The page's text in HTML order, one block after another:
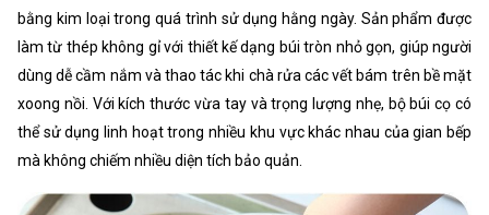
bằng kim loại trong quá trình sử dụng hằng ngày. Sản phẩm được
làm từ thép không gỉ với thiết kế dạng búi tròn nhỏ gọn, giúp người
dùng dễ cầm nắm và thao tác khi chà rửa các vết bám trên bề mặt
xoong nồi. Với kích thước vừa tay và trọng lượng nhẹ, bộ búi cọ có
thể sử dụng linh hoạt trong nhiều khu vực khác nhau của gian bếp
mà không chiếm nhiều diện tích bảo quản.